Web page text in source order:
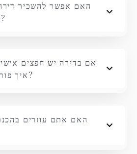
האם אפשר להשכיר
ללא אבזור מלא?
אם בדירה יש חפצים
איך פותרים את הבעיה?
האם אתם עוזרים